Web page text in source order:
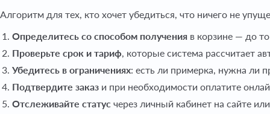
Алгоритм для тех, кто хочет убедиться, что ничего не
Определитесь со способом получения в корзине — до
Проверьте срок и тариф, которые система рассчитает
Убедитесь в ограничениях: есть ли примерка, нужна ли
Подтвердите заказ и при необходимости оплатите
Отслеживайте статус через личный кабинет на сайте